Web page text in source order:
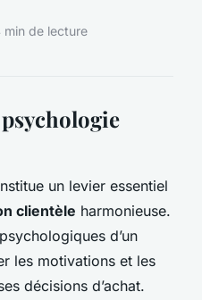
min de lecture
un levier essentiel
clientèle harmonieuse.
d’un
les motivations et les
décisions d’achat.